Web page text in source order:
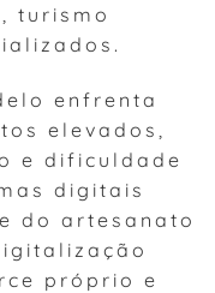
turismo
enfrenta
elevados,
e dificuldade
digitais
do artesanato
próprio e